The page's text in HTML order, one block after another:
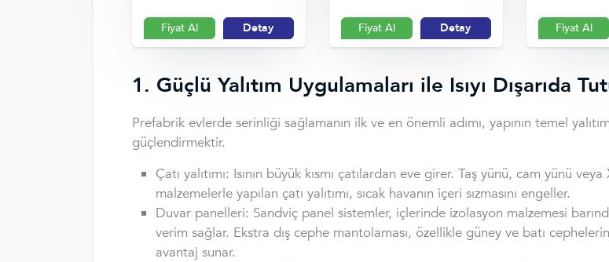
Fiyat Al Detay Fiyat Al Detay Fiyat Al
1. Güçlü Yalıtım Uygulamaları ile Isıyı Dışarıda
Prefabrik evlerde serinliği sağlamanın ilk ve en önemli adımı, yapının temel
güçlendirmektir.
Çatı yalıtımı: Isının büyük kısmı çatılardan eve girer. Taş yünü, cam yünü
malzemelerle yapılan çatı yalıtımı, sıcak havanın içeri sızmasını engeller.
Duvar panelleri: Sandviç panel sistemler, içlerinde izolasyon malzemesi
verim sağlar. Ekstra dış cephe mantolaması, özellikle güney ve batı
avantaj sunar.